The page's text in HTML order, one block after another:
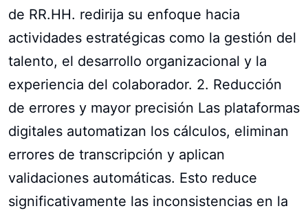
de RR.HH. redirija su enfoque hacia
actividades estratégicas como la gestión del
talento, el desarrollo organizacional y la
experiencia del colaborador. 2. Reducción
de errores y mayor precisión Las plataformas
digitales automatizan los cálculos, eliminan
errores de transcripción y aplican
validaciones automáticas. Esto reduce
significativamente las inconsistencias en la